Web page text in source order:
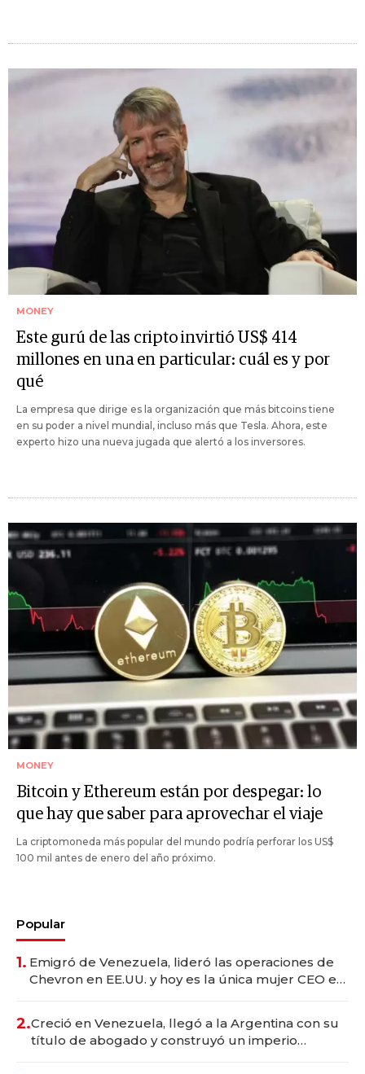
MONEY
Este gurú de las cripto invirtió US$ 414
millones en una en particular: cuál es y por
qué
La empresa que dirige es la organización que más bitcoins tiene
en su poder a nivel mundial, incluso más que Tesla. Ahora, este
experto hizo una nueva jugada que alertó a los inversores.
MONEY
Bitcoin y Ethereum están por despegar: lo
que hay que saber para aprovechar el viaje
La criptomoneda más popular del mundo podría perforar los US$
100 mil antes de enero del año próximo.
Popular
1. Emigró de Venezuela, lideró las operaciones de
Chevron en EE.UU. y hoy es la única mujer CEO en
2.Creció en Venezuela, llegó a la Argentina con su
título de abogado y construyó un imperio